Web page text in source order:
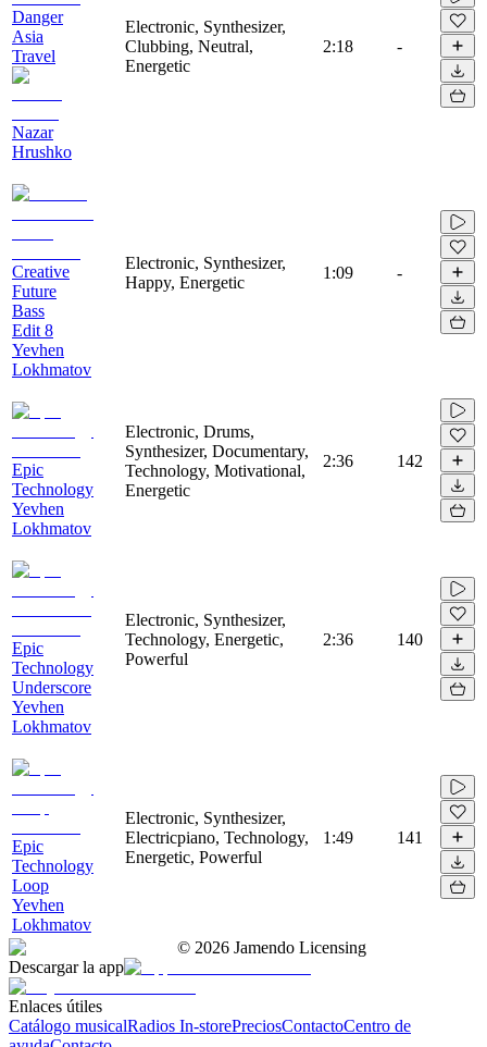
Danger
Asia
Travel
Nazar
Hrushko
Electronic, Synthesizer,
Clubbing, Neutral,
Energetic
2:18 -
Creative
Future
Bass
Edit 8
Yevhen
Lokhmatov
Electronic, Synthesizer,
Happy, Energetic
1:09 -
Epic
Technology
Yevhen
Lokhmatov
Electronic, Drums,
Synthesizer, Documentary,
Technology, Motivational,
Energetic
2:36 142
Epic
Technology
Underscore
Yevhen
Lokhmatov
Electronic, Synthesizer,
Technology, Energetic,
Powerful
2:36 140
Epic
Technology
Loop
Yevhen
Lokhmatov
Electronic, Synthesizer,
Electricpiano, Technology,
Energetic, Powerful
1:49 141
© 2026 Jamendo Licensing
Descargar la app
Enlaces útiles
Catálogo musicalRadios In-storePreciosContactoCentro de